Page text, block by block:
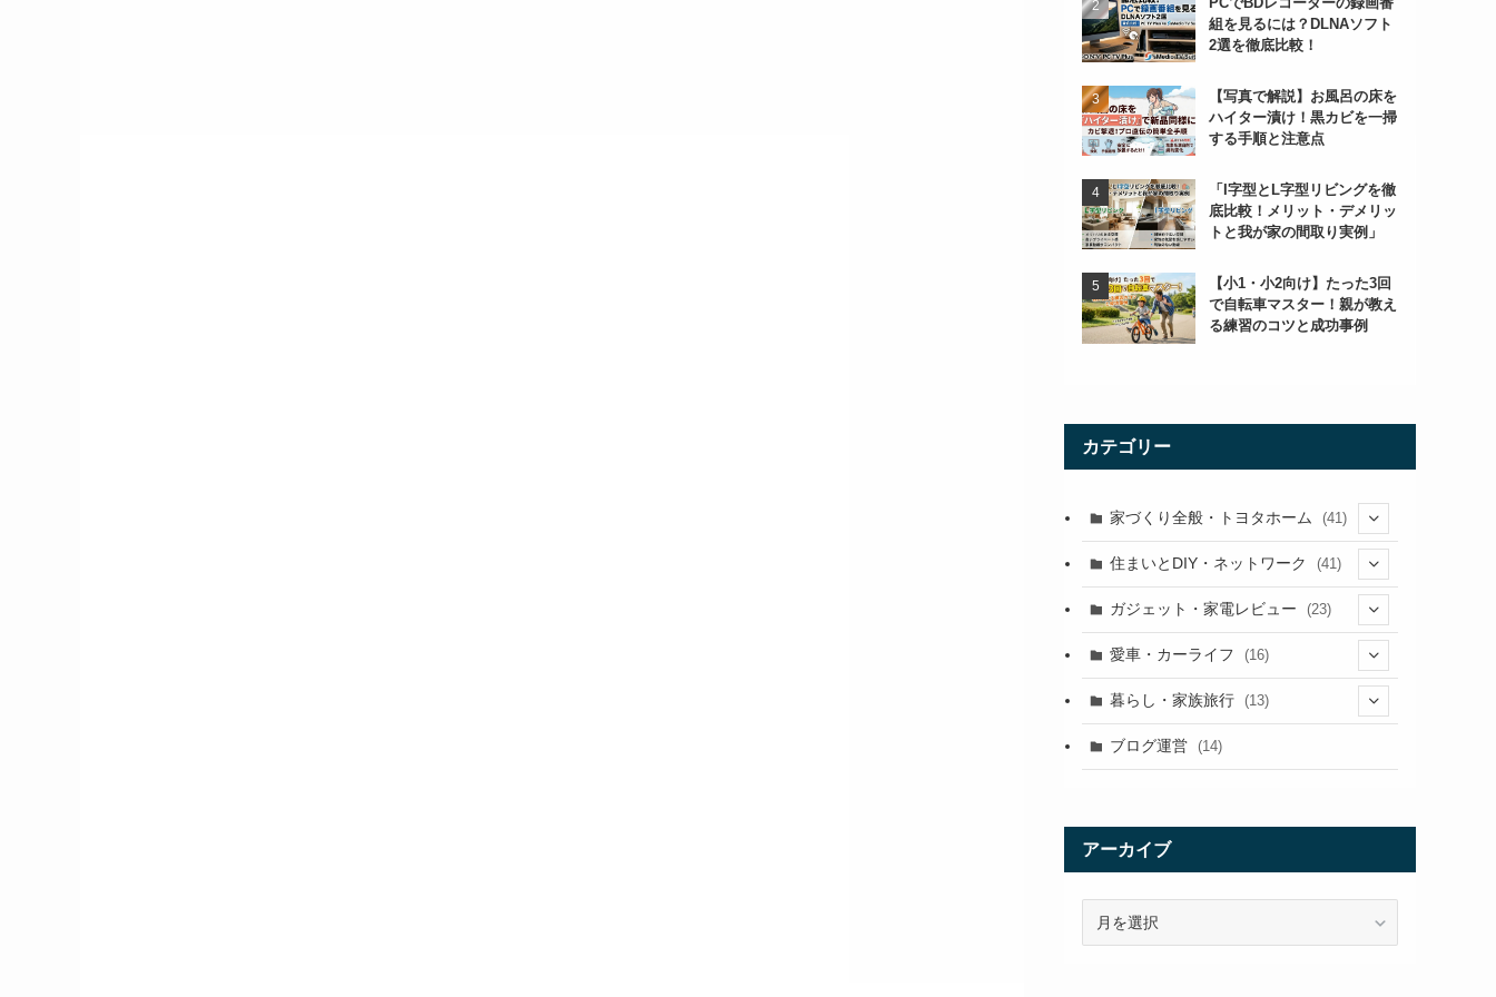
組を見るには？DLNAソフト
2選を徹底比較！
【写真で解説】お風呂の床を
ハイター漬け！黒カビを一掃
する手順と注意点
「I字型とL字型リビングを徹
底比較！メリット・デメリッ
トと我が家の間取り実例」
【小1・小2向け】たった3回
で自転車マスター！親が教え
る練習のコツと成功事例
カテゴリー
家づくり全般・トヨタホーム (41)
(3)
(13)
(11)
住まいとDIY・ネットワーク (41)
(5)
(5)
(5)
(11)
ガジェット・家電レビュー (23)
(9)
愛車・カーライフ (16)
(15)
(1)
暮らし・家族旅行 (13)
(3)
(1)
ブログ運営 (14)
アーカイブ